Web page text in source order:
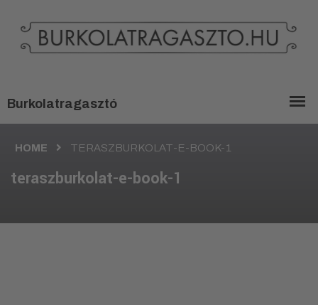
HOME TERASZBURKOLAT-E-BOOK-1
teraszburkolat-e-book-1